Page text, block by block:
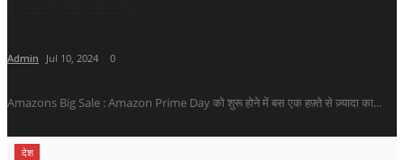
Admin Jul 10, 2024 0
Amazons Big Sale : Amazon Prime Day को शुरू होने में बस एक हफ़्ते से ज़्यादा का...
देश